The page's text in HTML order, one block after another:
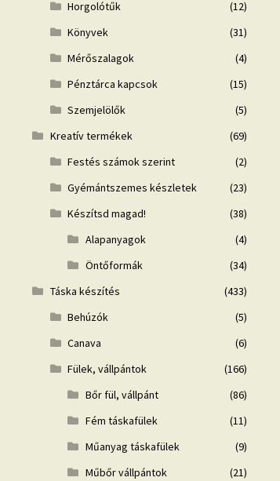
Horgolótűk
(12)
Könyvek
(31)
Mérőszalagok
(4)
Pénztárca kapcsok
(15)
Szemjelölők
(5)
Kreatív termékek
(69)
Festés számok szerint
(2)
Gyémántszemes készletek
(23)
Készítsd magad!
(38)
Alapanyagok
(4)
Öntőformák
(34)
Táska készítés
(433)
Behúzók
(5)
Canava
(6)
Fülek, vállpántok
(166)
Bőr fül, vállpánt
(86)
Fém táskafülek
(11)
Műanyag táskafülek
(9)
Műbőr vállpántok
(21)